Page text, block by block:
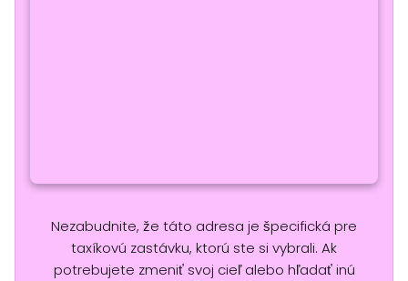
Nezabudnite, že táto adresa je špecifická pre
taxíkovú zastávku, ktorú ste si vybrali. Ak
potrebujete zmeniť svoj cieľ alebo hľadať inú